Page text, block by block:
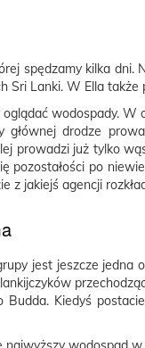
spędzamy kilka dni.
Sri Lanki. W Ella także
wodospady. W
głównej drodze
prowadzi już tylko
pozostałości po
z jakiejś agencji
jest jeszcze jedna
Kiedyś